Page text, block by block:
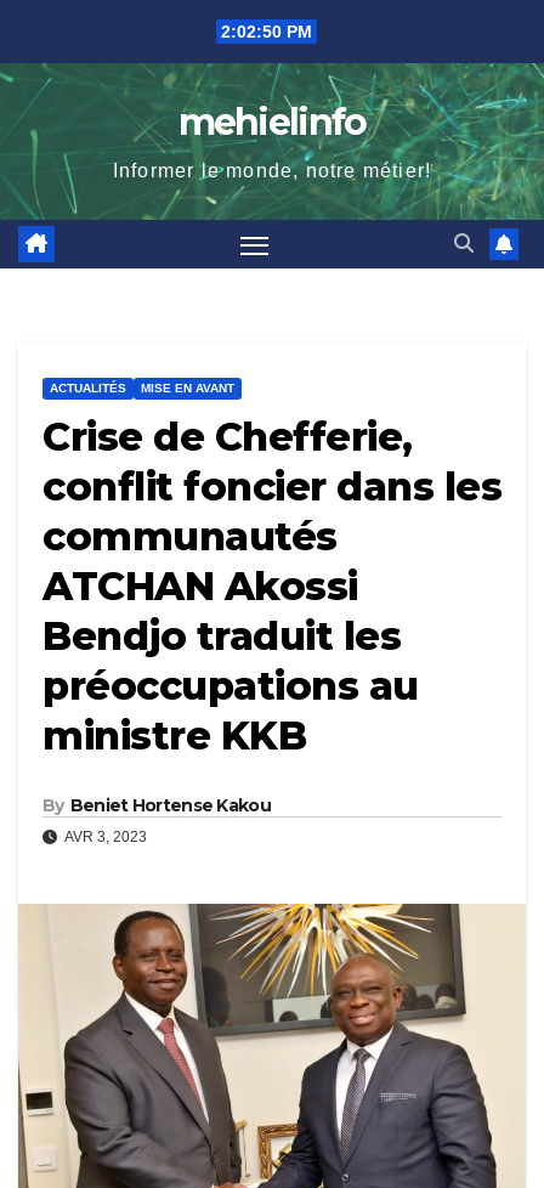
content
2:02:52 PM
mehielinfo
Informer le monde, notre métier!
ACTUALITÉS MISE EN AVANT
Crise de Chefferie,
conflit foncier dans les
communautés
ATCHAN Akossi
Bendjo traduit les
préoccupations au
ministre KKB
By Beniet Hortense Kakou
AVR 3, 2023